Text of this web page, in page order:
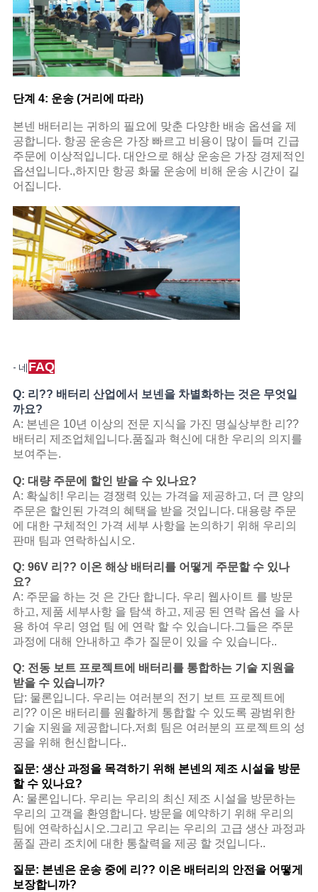
단계 4: 운송 (거리에 따라)
본넨 배터리는 귀하의 필요에 맞춘 다양한 배송 옵션을 제
공합니다. 항공 운송은 가장 빠르고 비용이 많이 들며 긴급
주문에 이상적입니다. 대안으로 해상 운송은 가장 경제적인
옵션입니다.,하지만 항공 화물 운송에 비해 운송 시간이 길
어집니다.
- 네FAQ
Q: 리?? 배터리 산업에서 보넨을 차별화하는 것은 무엇일
까요?
A: 본넨은 10년 이상의 전문 지식을 가진 명실상부한 리??
배터리 제조업체입니다.품질과 혁신에 대한 우리의 의지를
보여주는.
Q: 대량 주문에 할인 받을 수 있나요?
A: 확실히! 우리는 경쟁력 있는 가격을 제공하고, 더 큰 양의
주문은 할인된 가격의 혜택을 받을 것입니다. 대용량 주문
에 대한 구체적인 가격 세부 사항을 논의하기 위해 우리의
판매 팀과 연락하십시오.
Q: 96V 리?? 이온 해상 배터리를 어떻게 주문할 수 있나
요?
A: 주문을 하는 것 은 간단 합니다. 우리 웹사이트 를 방문
하고, 제품 세부사항 을 탐색 하고, 제공 된 연락 옵션 을 사
용 하여 우리 영업 팀 에 연락 할 수 있습니다.그들은 주문
과정에 대해 안내하고 추가 질문이 있을 수 있습니다..
Q: 전동 보트 프로젝트에 배터리를 통합하는 기술 지원을
받을 수 있습니까?
답: 물론입니다. 우리는 여러분의 전기 보트 프로젝트에
리?? 이온 배터리를 원활하게 통합할 수 있도록 광범위한
기술 지원을 제공합니다.저희 팀은 여러분의 프로젝트의 성
공을 위해 헌신합니다..
질문: 생산 과정을 목격하기 위해 본넨의 제조 시설을 방문
할 수 있나요?
A: 물론입니다. 우리는 우리의 최신 제조 시설을 방문하는
우리의 고객을 환영합니다. 방문을 예약하기 위해 우리의
팀에 연락하십시오.그리고 우리는 우리의 고급 생산 과정과
품질 관리 조치에 대한 통찰력을 제공 할 것입니다..
질문: 본넨은 운송 중에 리?? 이온 배터리의 안전을 어떻게
보장합니까?